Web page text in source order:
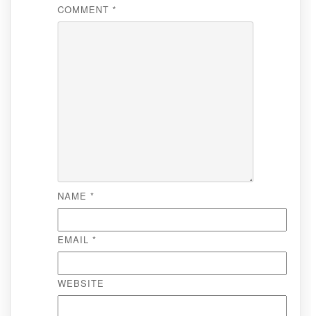
COMMENT *
NAME *
EMAIL *
WEBSITE